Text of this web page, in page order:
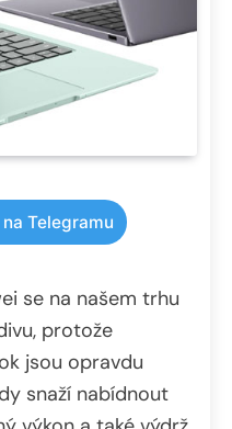
Telegramu
se na našem trhu
protože
jsou opravdu
snaží nabídnout